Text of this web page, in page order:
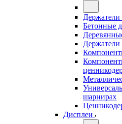
Держатели
Бетонные
шарнирах
Дисплеи